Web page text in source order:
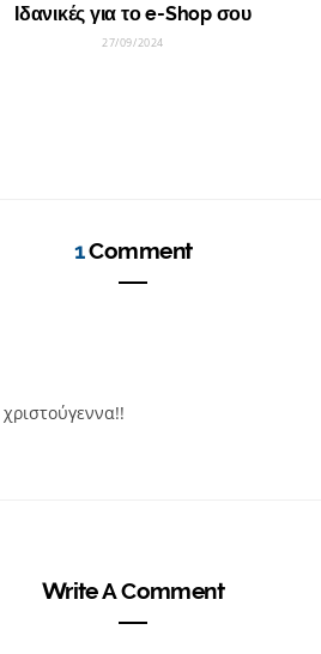
Ιδανικές για το e-Shop σου
27/09/2024
1Comment
Write A Comment